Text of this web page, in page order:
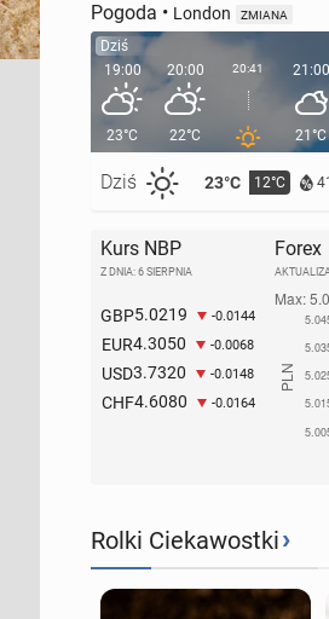
Pogoda • London ZMIANA
Dziś
19:00
23°C
Dziś 23°C 12°C 41
20:00
22°C
20:41 21:00
21°C
Kurs NBP
Z DNIA: 6 SIERPNIA
GBP5.0219 -0.0144
EUR4.3050 -0.0068
USD3.7320 -0.0148
CHF4.6080 -0.0164
Forex
Rolki Ciekawostki›